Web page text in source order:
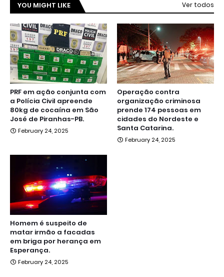
YOU MIGHT LIKE Ver todos
PRF em ação conjunta com
a Polícia Civil apreende
80kg de cocaína em São
José de Piranhas-PB.
February 24, 2025
Operação contra
organização criminosa
prende 174 pessoas em
cidades do Nordeste e
Santa Catarina.
February 24, 2025
Homem é suspeito de
matar irmão a facadas
em briga por herança em
Esperança.
February 24, 2025